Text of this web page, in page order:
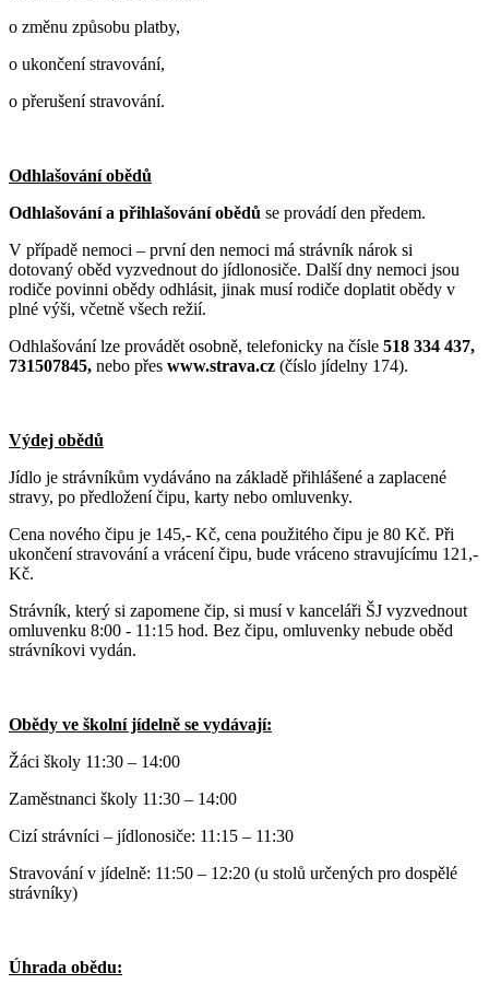
o změnu způsobu platby,
o ukončení stravování,
o přerušení stravování.
Odhlašování obědů
Odhlašování a přihlašování obědů se provádí den předem.
V případě nemoci – první den nemoci má strávník nárok si
dotovaný oběd vyzvednout do jídlonosiče. Další dny nemoci jsou
rodiče povinni obědy odhlásit, jinak musí rodiče doplatit obědy v
plné výši, včetně všech režií.
Odhlašování lze provádět osobně, telefonicky na čísle 518 334 437,
731507845, nebo přes www.strava.cz (číslo jídelny 174).
Výdej obědů
Jídlo je strávníkům vydáváno na základě přihlášené a zaplacené
stravy, po předložení čipu, karty nebo omluvenky.
Cena nového čipu je 145,- Kč, cena použitého čipu je 80 Kč. Při
ukončení stravování a vrácení čipu, bude vráceno stravujícímu 121,-
Kč.
Strávník, který si zapomene čip, si musí v kanceláři ŠJ vyzvednout
omluvenku 8:00 - 11:15 hod. Bez čipu, omluvenky nebude oběd
strávníkovi vydán.
Obědy ve školní jídelně se vydávají:
Žáci školy 11:30 – 14:00
Zaměstnanci školy 11:30 – 14:00
Cizí strávníci – jídlonosiče: 11:15 – 11:30
Stravování v jídelně: 11:50 – 12:20 (u stolů určených pro dospělé
strávníky)
Úhrada obědu: